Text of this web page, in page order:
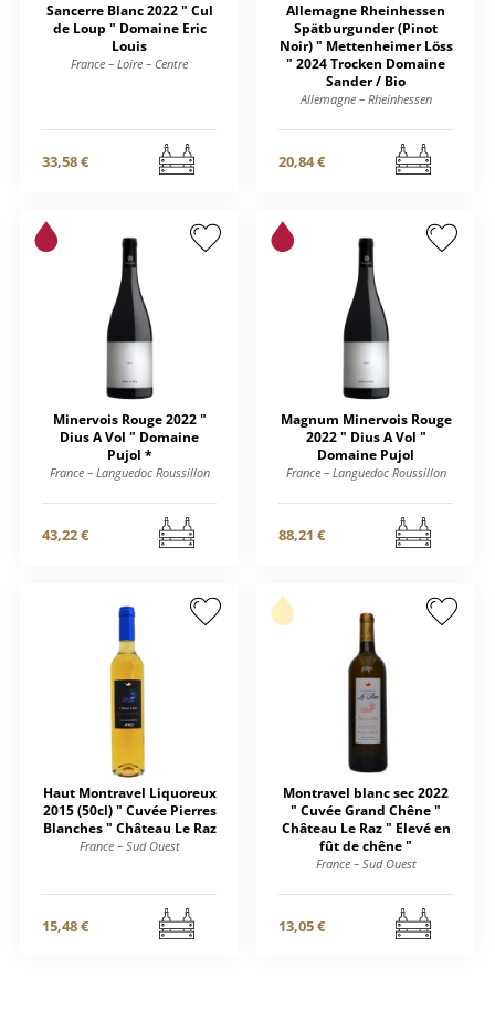
Sancerre Blanc 2022 " Cul
de Loup " Domaine Eric
Louis
France – Loire – Centre
33,58 €
Allemagne Rheinhessen
Spätburgunder (Pinot
Noir) " Mettenheimer Löss
" 2024 Trocken Domaine
Sander / Bio
Allemagne – Rheinhessen
20,84 €
Minervois Rouge 2022 "
Dius A Vol " Domaine
Pujol *
France – Languedoc Roussillon
43,22 €
Magnum Minervois Rouge
2022 " Dius A Vol "
Domaine Pujol
France – Languedoc Roussillon
88,21 €
Haut Montravel Liquoreux
2015 (50cl) " Cuvée Pierres
Blanches " Château Le Raz
France – Sud Ouest
15,48 €
Montravel blanc sec 2022
" Cuvée Grand Chêne "
Château Le Raz " Elevé en
fût de chêne "
France – Sud Ouest
13,05 €